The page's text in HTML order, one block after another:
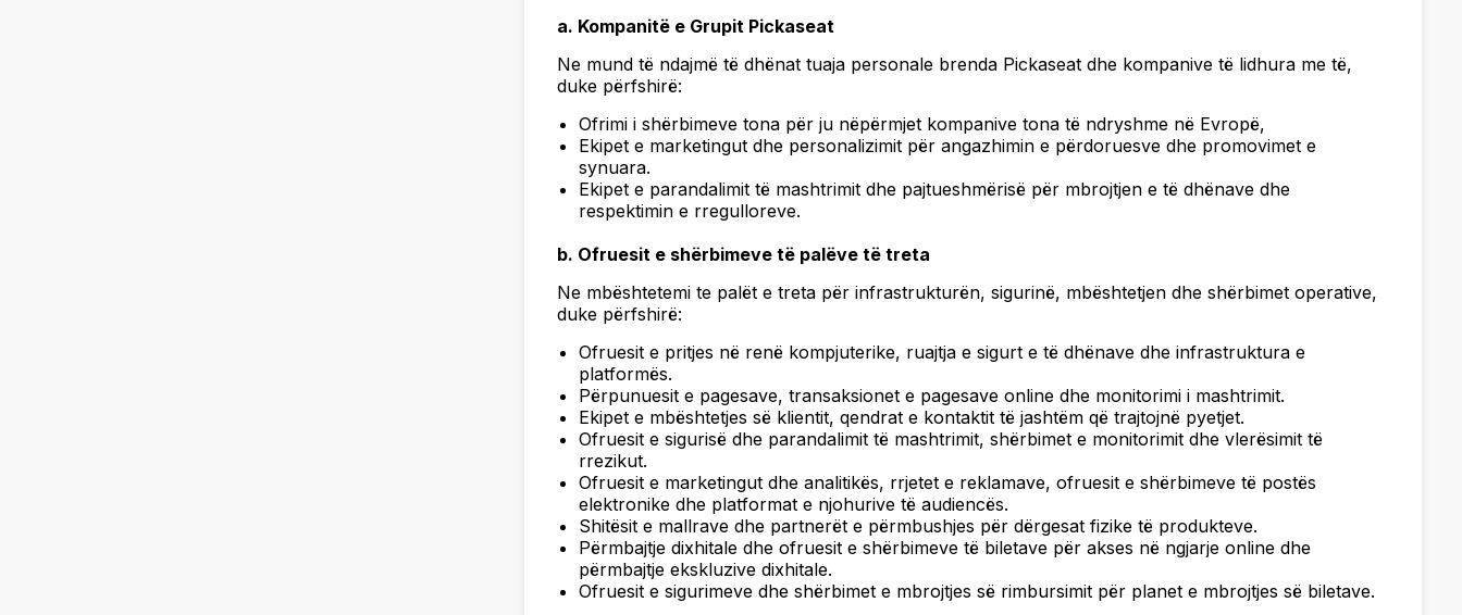
a. Kompanitë e Grupit Pickaseat
Ne mund të ndajmë të dhënat tuaja personale brenda Pickaseat dhe kompanive të lidhura me të,
duke përfshirë:
Ofrimi i shërbimeve tona për ju nëpërmjet kompanive tona të ndryshme në Evropë,
Ekipet e marketingut dhe personalizimit për angazhimin e përdoruesve dhe promovimet e
synuara.
Ekipet e parandalimit të mashtrimit dhe pajtueshmërisë për mbrojtjen e të dhënave dhe
respektimin e rregulloreve.
b. Ofruesit e shërbimeve të palëve të treta
Ne mbështetemi te palët e treta për infrastrukturën, sigurinë, mbështetjen dhe shërbimet operative,
duke përfshirë:
Ofruesit e pritjes në renë kompjuterike, ruajtja e sigurt e të dhënave dhe infrastruktura e
platformës.
Përpunuesit e pagesave, transaksionet e pagesave online dhe monitorimi i mashtrimit.
Ekipet e mbështetjes së klientit, qendrat e kontaktit të jashtëm që trajtojnë pyetjet.
Ofruesit e sigurisë dhe parandalimit të mashtrimit, shërbimet e monitorimit dhe vlerësimit të
rrezikut.
Ofruesit e marketingut dhe analitikës, rrjetet e reklamave, ofruesit e shërbimeve të postës
elektronike dhe platformat e njohurive të audiencës.
Shitësit e mallrave dhe partnerët e përmbushjes për dërgesat fizike të produkteve.
Përmbajtje dixhitale dhe ofruesit e shërbimeve të biletave për akses në ngjarje online dhe
përmbajtje ekskluzive dixhitale.
Ofruesit e sigurimeve dhe shërbimet e mbrojtjes së rimbursimit për planet e mbrojtjes së biletave.